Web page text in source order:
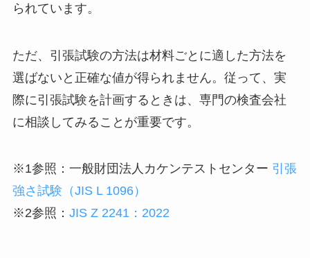
られています。
ただ、引張試験の方法は材料ごとに適した方法を
選ばないと正確な値が得られません。従って、実
際に引張試験を計画するときは、専門の検査会社
に相談してみることが重要です。
※1参照：一般財団法人カケンテストセンター 引張
強さ試験（JIS L 1096）
※2参照： JIS Z 2241：2022